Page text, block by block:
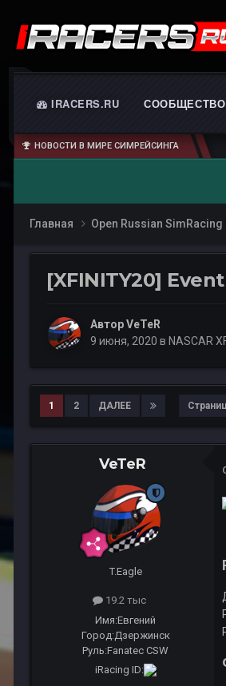
IRACERS.RU СООБЩЕСТВО
НОВОСТИ В МИРЕ СИМРЕЙСИНГА
Главная Open Russian SimRacing
[XFINITY20]
АвторVeTeR
9 июня, 2020 в NASCAR
1 2 ДАЛЕЕ
VeTeR
T.Eagle
19.2 тыс
Имя:Евгений
Город: Дзержинск
Руль:Fanatec CSW
iRacing ID: